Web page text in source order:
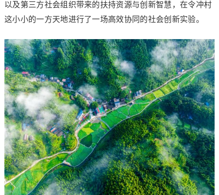
以及第三方社会组织带来的扶持资源与创新智慧，在令冲村
这小小的一方天地进行了一场高效协同的社会创新实验。